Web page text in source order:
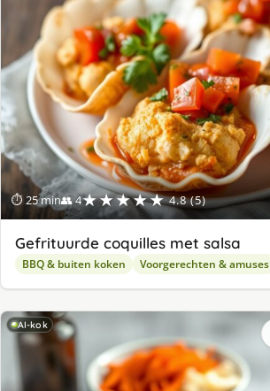
⏱ 25 min👥 4★★★★★ 4.8 (5)
Gefrituurde coquilles met salsa
BBQ & buiten koken Voorgerechten & amuses
AI-kok